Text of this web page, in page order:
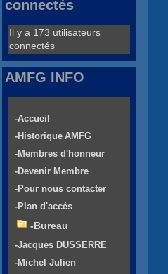
connectés
Il y a 173 utilisateurs
connectés
AMFG INFO
-Accueil
-Historique AMFG
-Membres d'honneur
-Devenir Membre
-Pour nous contacter
-Plan d'accés
-Bureau
-Jacques DUSSERRE
-Michel Julien